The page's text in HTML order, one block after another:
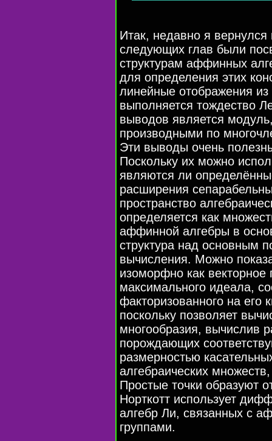
Итак, недавно я вернулся
следующих глав были
структурам аффинных
для определения этих
линейные отображения
выполняется тождество
выводов является
производными по
Эти выводы очень
Поскольку их можно
являются ли
расширения
пространство
определяется как
аффинной алгебры в
структура над основным
вычисления. Можно
изоморфно как векторное
максимального идеала,
факторизованного на его
поскольку позволяет
многообразия, вычислив
порождающих
размерностью
алгебраических
Простые точки образуют
Норткотт использует
алгебр Ли, связанных с
группами.